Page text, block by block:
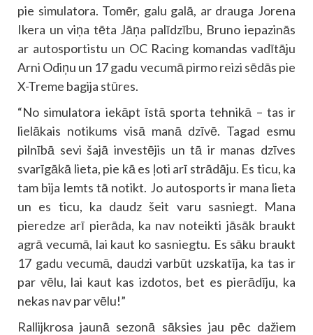
pie simulatora. Tomēr, galu galā, ar drauga Jorena
Ikera un viņa tēta Jāņa palīdzību, Bruno iepazinās
ar autosportistu un OC Racing komandas vadītāju
Arni Odiņu un 17 gadu vecumā pirmo reizi sēdās pie
X-Treme bagija stūres.
“No simulatora iekāpt īstā sporta tehnikā – tas ir
lielākais notikums visā manā dzīvē. Tagad esmu
pilnībā sevi šajā investējis un tā ir manas dzīves
svarīgākā lieta, pie kā es ļoti arī strādāju. Es ticu, ka
tam bija lemts tā notikt. Jo autosports ir mana lieta
un es ticu, ka daudz šeit varu sasniegt. Mana
pieredze arī pierāda, ka nav noteikti jāsāk braukt
agrā vecumā, lai kaut ko sasniegtu. Es sāku braukt
17 gadu vecumā, daudzi varbūt uzskatīja, ka tas ir
par vēlu, lai kaut kas izdotos, bet es pierādīju, ka
nekas nav par vēlu!”
Rallijkrosa jaunā sezonā sāksies jau pēc dažiem